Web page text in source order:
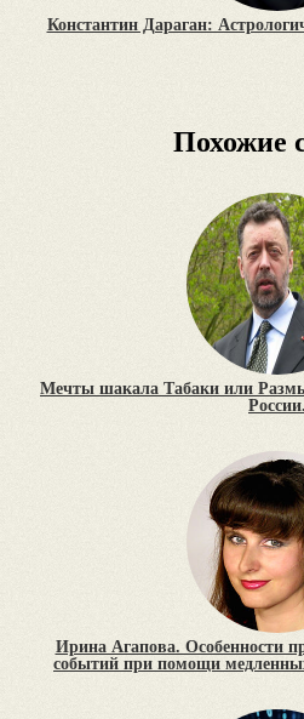
Константин Дараган:
Похожие
Мечты шакала Табаки или
России.
Ирина Агапова. Особенности
событий при помощи